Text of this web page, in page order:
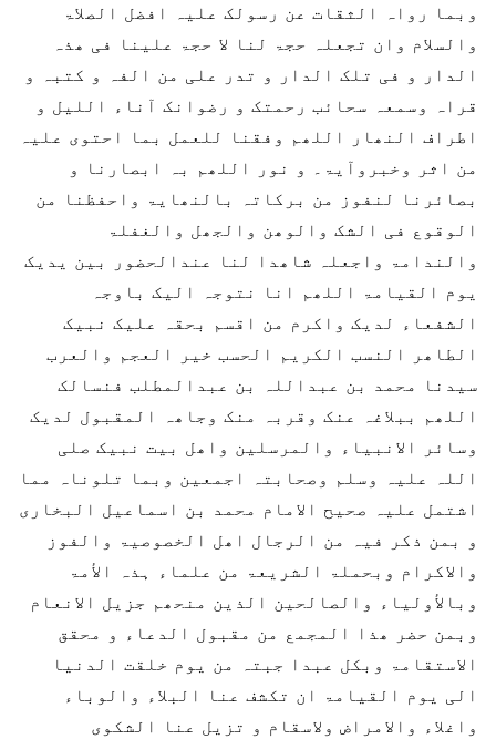
وبما رواہ الثقات عن رسولک علیہ افضل الصلاۃ
والسلام وان تجعلہ حجۃ لنا لا حجۃ علینا فی ھذہ
الدار و فی تلک الدار و تدر علی من الفہ و کتبہ و
قراہ وسمعہ سحائب رحمتک و رضوانک آناء اللیل و
اطراف النھار اللھم وفقنا للعمل بما احتوی علیہ
من اثر وخبروآیۃ۔ و نور اللھم بہ ابصارنا و
بصائرنا لنفوز من برکاتہ بالنھایۃ واحفظنا من
الوقوع فی الشک والوھن والجھل والغفلۃ
والندامۃ واجعلہ شاھدا لنا عندالحضور بین یدیک
یوم القیامۃ اللھم انا نتوجہ الیک باوجہ
الشفعاء لدیک واکرم من اقسم بحقہ علیک نبیک
الطاھر النسب الکریم الحسب خیر العجم والعرب
سیدنا محمد بن عبداللہ بن عبدالمطلب فنسالک
اللھم ببلاغہ عنک وقربہ منک وجاھہ المقبول لدیک
وسائر الانبیاء والمرسلین واھل بیت نبیک صلی
اللہ علیہ وسلم وصحابتہ اجمعین وبما تلوناہ مما
اشتمل علیہ صحیح الامام محمد بن اسماعیل البخاری
و بمن ذکر فیہ من الرجال اھل الخصوصیۃ والفوز
والاکرام وبحملۃ الشریعۃ من علماء ہذہ الأمۃ
وبالأولیاء والصالحین الذین منحھم جزیل الانعام
وبمن حضر ھذا المجمع من مقبول الدعاء و محقق
الاستقامۃ وبکل عبدا جبتہ من یوم خلقت الدنیا
الی یوم القیامۃ ان تکشف عنا البلاء والوباء
واغلاء والامراض ولاسقام و تزیل عنا الشکوی